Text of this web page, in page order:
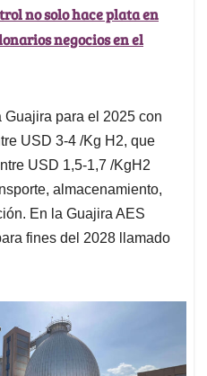
no solo hace plata en
negocios en el
para el 2025 con
USD 3-4 /Kg H2, que
USD 1,5-1,7 /KgH2
almacenamiento,
En la Guajira AES
fines del 2028 llamado